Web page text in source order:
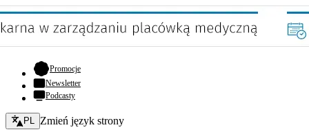
Promocje- otwiera się w nowej karcie
Newsletter
Podcasty
Zmień język - bieżący:
PL Zmień język strony